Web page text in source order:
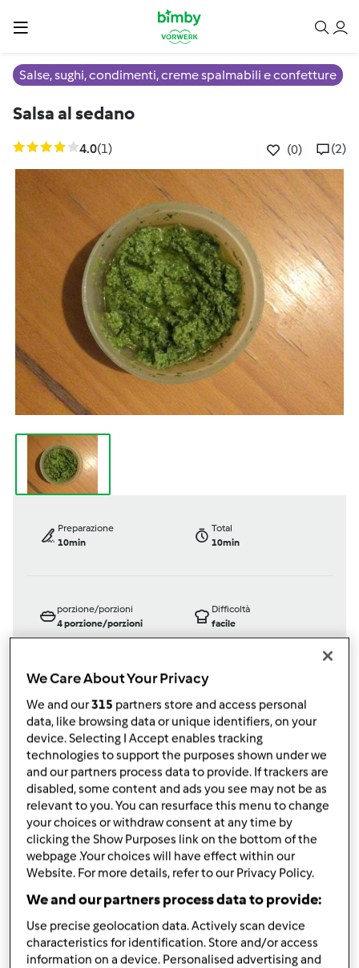
Salse, sughi, condimenti, creme spalmabili e confetture
Salsa al sedano
4.0(1) (0) (2)
Preparazione
10min
Total
10min
porzione/porzioni
4porzione/porzioni
Difficoltà
facile
Bimby ® TM 5
dagiotess
published: 25-06-2017
modificata: 25-06-2017
Aggiungi alle mie raccolte
condividi la ricetta
Crea variante
Ingredienti
We Care About Your Privacy
We and our315 partners store and access personal
data, like browsing data or unique identifiers, on your
device. Selecting I Accept enables tracking
technologies to support the purposes shown under we
and our partners process data to provide. If trackers are
disabled, some content and ads you see may not be as
relevant to you. You can resurface this menu to change
your choices or withdraw consent at any time by
clicking the Show Purposes link on the bottom of the
webpage .Your choices will have effect within our
Website. For more details, refer to our Privacy Policy.
We and our partners process data to provide:
Use precise geolocation data. Actively scan device
characteristics for identification. Store and/or access
information on a device. Personalised advertising and